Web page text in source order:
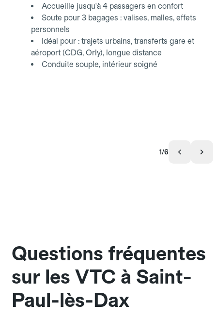
Accueille jusqu'à 4 passagers en confort
Soute pour 3 bagages : valises, malles, effets
personnels
Idéal pour : trajets urbains, transferts gare et
aéroport (CDG, Orly), longue distance
Conduite souple, intérieur soigné
1/6
Questions fréquentes
sur les VTC à Saint-
Paul-lès-Dax